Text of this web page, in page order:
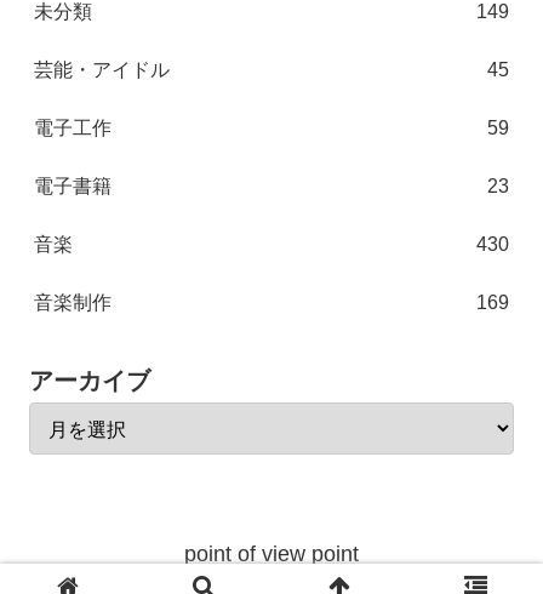
未分類 149
芸能・アイドル 45
電子工作 59
電子書籍 23
音楽 430
音楽制作 169
アーカイブ
point of view point
© 2004 point of view point.